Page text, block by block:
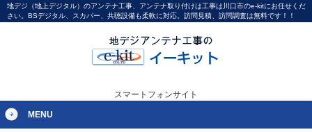
地デジ（地上デジタル）のアンテナ工事、アンテナ取り付けは工事は川口市のe-kitにお任せくだ
さい。BSデジタル、スカパー、共聴設備も柔軟に対応。訪問見積、訪問調査は無料です！！
スマートフォンサイト
MENU